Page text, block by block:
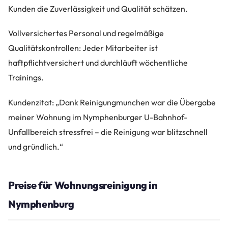
Kunden die Zuverlässigkeit und Qualität schätzen.
Vollversichertes Personal und regelmäßige
Qualitätskontrollen: Jeder Mitarbeiter ist
haftpflichtversichert und durchläuft wöchentliche
Trainings.
Kundenzitat: „Dank Reinigungmunchen war die Übergabe
meiner Wohnung im Nymphenburger U-Bahnhof-
Unfallbereich stressfrei – die Reinigung war blitzschnell
und gründlich.“
Preise für Wohnungsreinigung in
Nymphenburg